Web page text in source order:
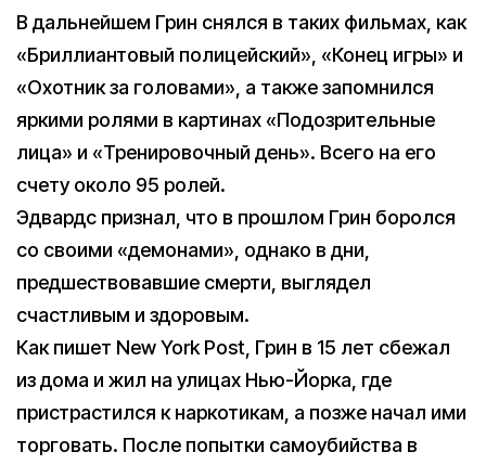
В дальнейшем Грин снялся в таких фильмах, как
«Бриллиантовый полицейский», «Конец игры» и
«Охотник за головами», а также запомнился
яркими ролями в картинах «Подозрительные
лица» и «Тренировочный день». Всего на его
счету около 95 ролей.
Эдвардс признал, что в прошлом Грин боролся
со своими «демонами», однако в дни,
предшествовавшие смерти, выглядел
счастливым и здоровым.
Как пишет New York Post, Грин в 15 лет сбежал
из дома и жил на улицах Нью-Йорка, где
пристрастился к наркотикам, а позже начал ими
торговать. После попытки самоубийства в